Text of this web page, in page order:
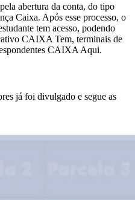
abertura da conta, do tipo
Caixa. Após esse processo, o
tem acesso, podendo
CAIXA Tem, terminais de
CAIXA Aqui.
já foi divulgado e segue as